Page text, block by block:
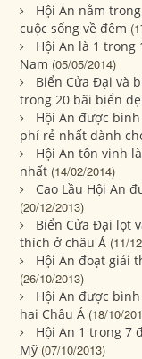
Hội An nằm
cuộc sống về đêm
Hội An là 1
Nam (05/05/2014)
Biển Cửa Đại và
trong 20 bãi biển
Hội An được
phí rẻ nhất dành
Hội An tôn vinh
nhất (14/02/2014)
Cao Lầu Hội An
(20/12/2013)
Biển Cửa Đại lọt
thích ở châu Á (11/
Hội An đoạt giải
(26/10/2013)
Hội An được
hai Châu Á (18/10/
Hội An 1 trong 7
Mỹ (07/10/2013)